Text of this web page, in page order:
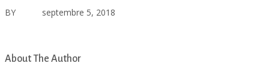
BY septembre 5, 2018
About The Author